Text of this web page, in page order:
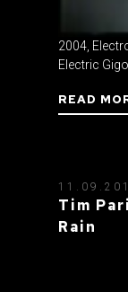
2004,
Electric
READ
Tim
Rain